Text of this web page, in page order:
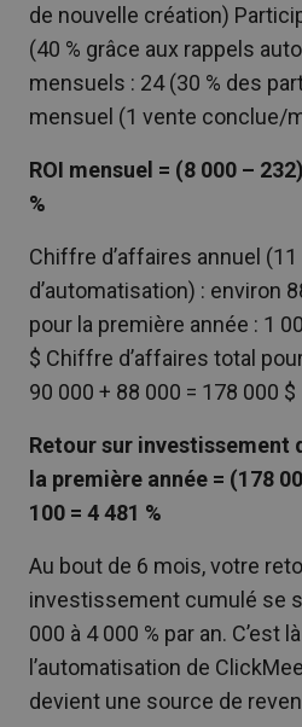
de nouvelle création)
(40 % grâce aux rappels
mensuels : 24 (30 % des
mensuel (1 vente conclue/
ROI mensuel = (8 000 –
%
Chiffre d’affaires annuel
d’automatisation) : environ
pour la première année : 1
$ Chiffre d’affaires total
90 000 + 88 000 = 178 000 $
Retour sur investissement
la première année = (178
100 = 4 481 %
Au bout de 6 mois, votre
investissement cumulé se
000 à 4 000 % par an. C’est
l’automatisation de
devient une source de